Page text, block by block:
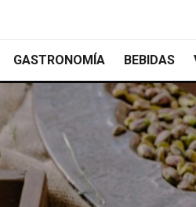
GASTRONOMÍA BEBIDAS